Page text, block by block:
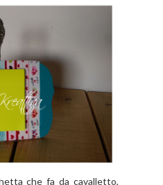
che fa da cavalletto,